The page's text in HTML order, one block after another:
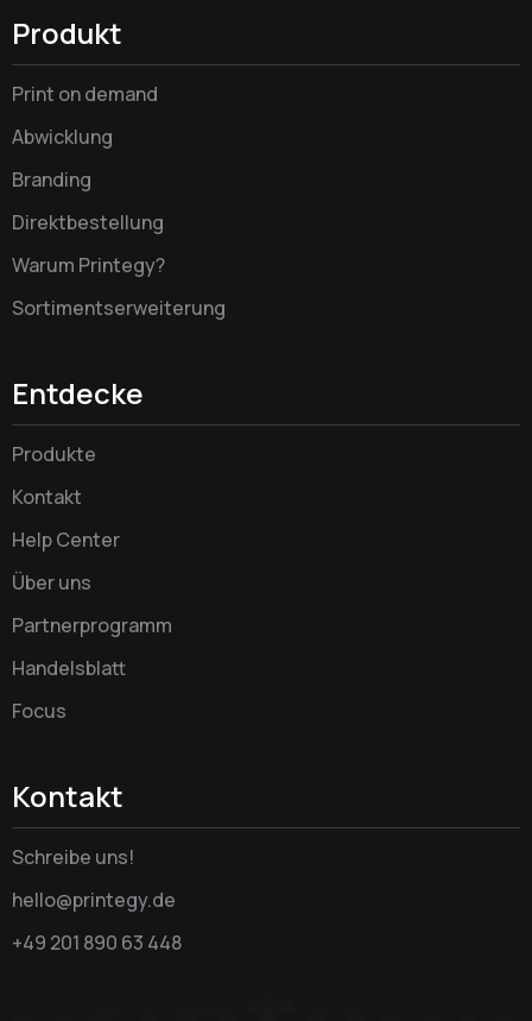
Produkt
Print on demand
Abwicklung
Branding
Direktbestellung
Warum Printegy?
Sortimentserweiterung
Entdecke
Produkte
Kontakt
Help Center
Über uns
Partnerprogramm
Handelsblatt
Focus
Kontakt
Schreibe uns!
hello@printegy.de
+49 201 890 63 448